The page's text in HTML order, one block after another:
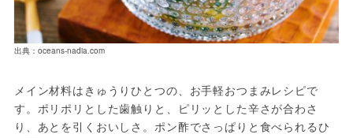
出典：oceans-nadia.com
メイン材料はきゅうりひとつの、お手軽おつまみレシピで
す。ポリポリとした歯触りと、ピリッとした辛さが合わさ
り、あとを引くおいしさ。ポン酢でさっぱりと食べられるひ